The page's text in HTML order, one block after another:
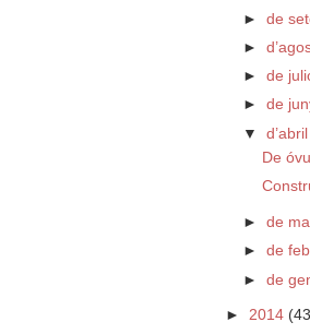
►de
►
►de
►de
▼d’abril
De
►de
►de
►de
► 2014